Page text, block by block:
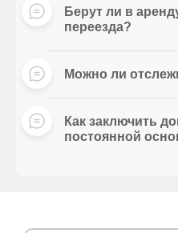
Берут ли в
переезда?
Можно ли
Как заключить
постоянной